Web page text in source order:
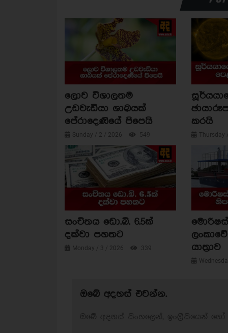
ලොව විශාලතම
උඩවැඩියා ශාඛයක්
පේරාදෙණියේ පිපෙයි
Sunday / 2 / 2026 549
කරයි
සංචිතය ඩො.බි. 6.5ක්
දක්වා පහතට
Monday / 3 / 2026 339
යාත්‍රාව
ඔබේ අදහස් එවන්න.